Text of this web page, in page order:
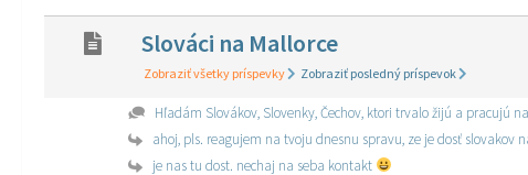
Slováci na Mallorce
Zobraziť všetky príspevky Zobraziť posledný príspevok
Hľadám Slovákov, Slovenky, Čechov, ktori trvalo žijú a pracujú
ahoj, pls. reagujem na tvoju dnesnu spravu, ze je dosť slovakov
je nas tu dost. nechaj na seba kontakt